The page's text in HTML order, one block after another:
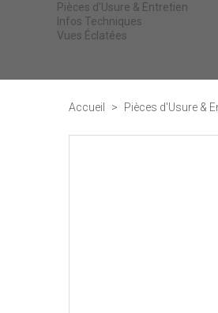
Pièces d'Usure & Entretien
Infos Techniques
Vues Éclatées
Accueil > Pièces d'Usure &